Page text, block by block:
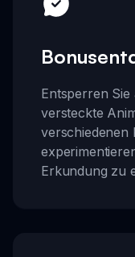
Entsperren
versteckte
verschiedenen
Erkundung zu